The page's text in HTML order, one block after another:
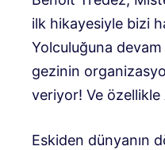
ilk hikayesiyle bizi
Yolculuğuna
gezinin
veriyor! Ve özellikle
Eskiden dünyanın